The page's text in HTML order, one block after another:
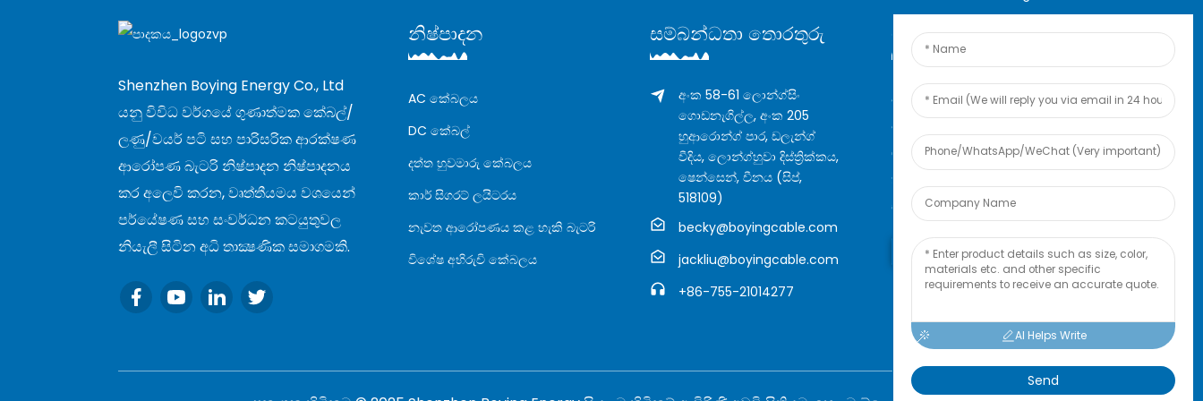
Ni-MH බැටරිය
Shenzhen Boying Energy Co., Ltd
යනු විවිධ වර්ගයේ ගුණාත්මක කේබල්/
ලණු/වයර් පටි සහ පාරිසරික ආරක්ෂණ
ආරෝපණ බැටරි නිෂ්පාදන නිෂ්පාදනය
කර අලෙවි කරන, වෘත්තීයමය වශයෙන්
පර්යේෂණ සහ සංවර්ධන කටයුතුවල
නියැලී සිටින අධි තාක්‍ෂණික සමාගමකි.
නිෂ්පාදන
AC කේබලය
DC කේබල්
දත්ත හුවමාරු කේබලය
කාර් සිගරට් ලයිටරය
නැවත ආරෝපණය කළ හැකි බැටරි
විශේෂ අභිරුචි කේබලය
සම්බන්ධතා තොරතුරු
අංක 58-61 ලොන්ග්සිං
ගොඩනැගිල්ල, අංක 205
හුආරොන්ග් පාර, ඩලැන්ග්
වීදිය, ලොන්ග්හුවා දිස්ත්‍රික්කය,
ෂෙන්සෙන්, චීනය (සිප්,
518109)
becky@boyingcable.com
jackliu@boyingcable.com
+86-755-21014277
මාර්ගගත විමසුම
අපගේ නිෂ්පාදන හෝ මිල ලැයිස්තුව
පිළිබඳ විමසීම් සඳහා, කරුණාකර
ඔබගේ විද්‍යුත් තැපෑල අප වෙත
තබන්න, අපි පැය 24ක් ඇතුළත
සම්බන්ධ වන්නෙමු.
දැන් විමසන්න
AI Helps Write
Send